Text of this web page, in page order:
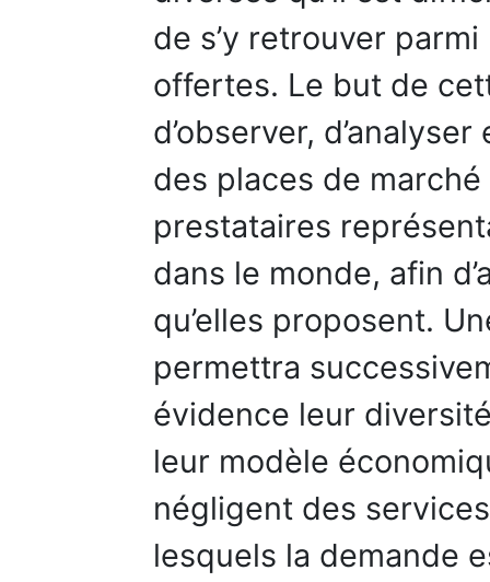
de s’y retrouver
offertes. Le but de
d’observer,
des places de
prestataires
dans le monde, afin
qu’elles proposent.
permettra
évidence leur
leur modèle
négligent des
lesquels la demande